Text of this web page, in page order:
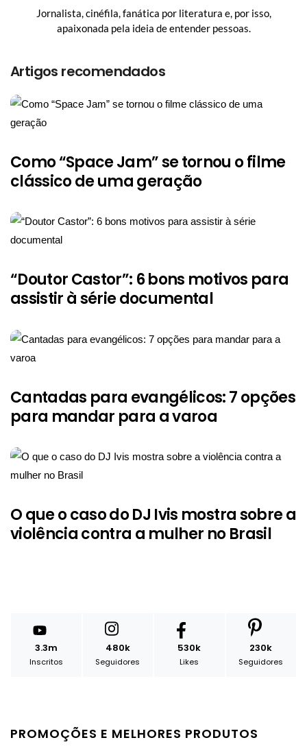
Jornalista, cinéfila, fanática por literatura e, por isso,
apaixonada pela ideia de entender pessoas.
Artigos recomendados
Como “Space Jam” se tornou o filme
clássico de uma geração
“Doutor Castor”: 6 bons motivos para
assistir à série documental
Cantadas para evangélicos: 7 opções
para mandar para a varoa
O que o caso do DJ Ivis mostra sobre a
violência contra a mulher no Brasil
3.3m
Inscritos
480k
Seguidores
530k
Likes
230k
Seguidores
PROMOÇÕES E MELHORES PRODUTOS